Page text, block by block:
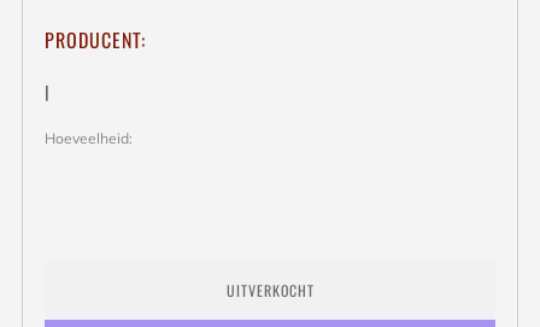
PRODUCENT:
|
Hoeveelheid:
UITVERKOCHT